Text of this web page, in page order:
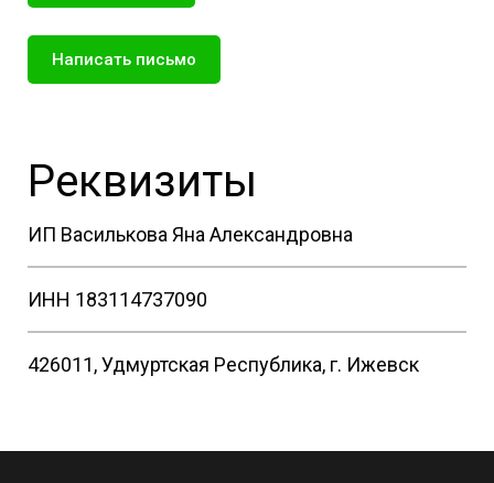
Написать письмо
Реквизиты
ИП Василькова Яна Александровна
ИНН 183114737090
426011, Удмуртская Республика, г. Ижевск